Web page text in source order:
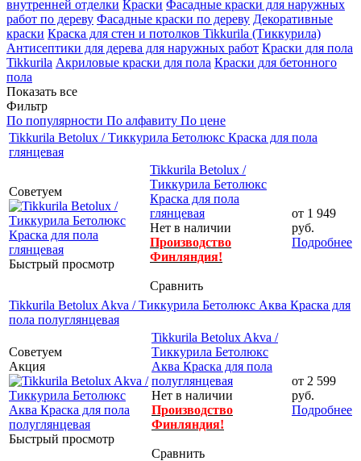
внутренней отделки Краски Фасадные краски для наружных
работ по дереву Фасадные краски по дереву Декоративные
краски Краска для стен и потолков Tikkurila (Тиккурила)
Антисептики для дерева для наружных работ Краски для пола
Tikkurila Акриловые краски для пола Краски для бетонного
пола
Показать все
Фильтр
По популярности По алфавиту По цене
Tikkurila Betolux / Тиккурила Бетолюкс Краска для пола
глянцевая
Советуем
Быстрый просмотр
Tikkurila Betolux /
Тиккурила Бетолюкс
Краска для пола
глянцевая
Нет в наличии
Производство
Финляндия!
Сравнить
от 1 949
руб.
Подробнее
Tikkurila Betolux Akva / Тиккурила Бетолюкс Аква Краска для
пола полуглянцевая
Советуем
Акция
Быстрый просмотр
Tikkurila Betolux Akva /
Тиккурила Бетолюкс
Аква Краска для пола
полуглянцевая
Нет в наличии
Производство
Финляндия!
Сравнить
от 2 599
руб.
Подробнее